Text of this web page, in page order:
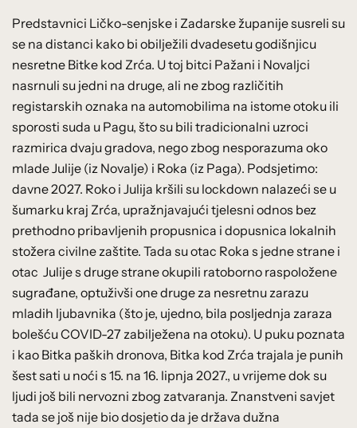
Predstavnici Ličko-senjske i Zadarske županije susreli su
se na distanci kako bi obilježili dvadesetu godišnjicu
nesretne Bitke kod Zrća. U toj bitci Pažani i Novaljci
nasrnuli su jedni na druge, ali ne zbog različitih
registarskih oznaka na automobilima na istome otoku ili
sporosti suda u Pagu, što su bili tradicionalni uzroci
razmirica dvaju gradova, nego zbog nesporazuma oko
mlade Julije (iz Novalje) i Roka (iz Paga). Podsjetimo:
davne 2027. Roko i Julija kršili su lockdown nalazeći se u
šumarku kraj Zrća, upražnjavajući tjelesni odnos bez
prethodno pribavljenih propusnica i dopusnica lokalnih
stožera civilne zaštite. Tada su otac Roka s jedne strane i
otac Julije s druge strane okupili ratoborno raspoložene
sugrađane, optuživši one druge za nesretnu zarazu
mladih ljubavnika (što je, ujedno, bila posljednja zaraza
bolešću COVID-27 zabilježena na otoku). U puku poznata
i kao Bitka paških dronova, Bitka kod Zrća trajala je punih
šest sati u noći s 15. na 16. lipnja 2027., u vrijeme dok su
ljudi još bili nervozni zbog zatvaranja. Znanstveni savjet
tada se još nije bio dosjetio da je država dužna